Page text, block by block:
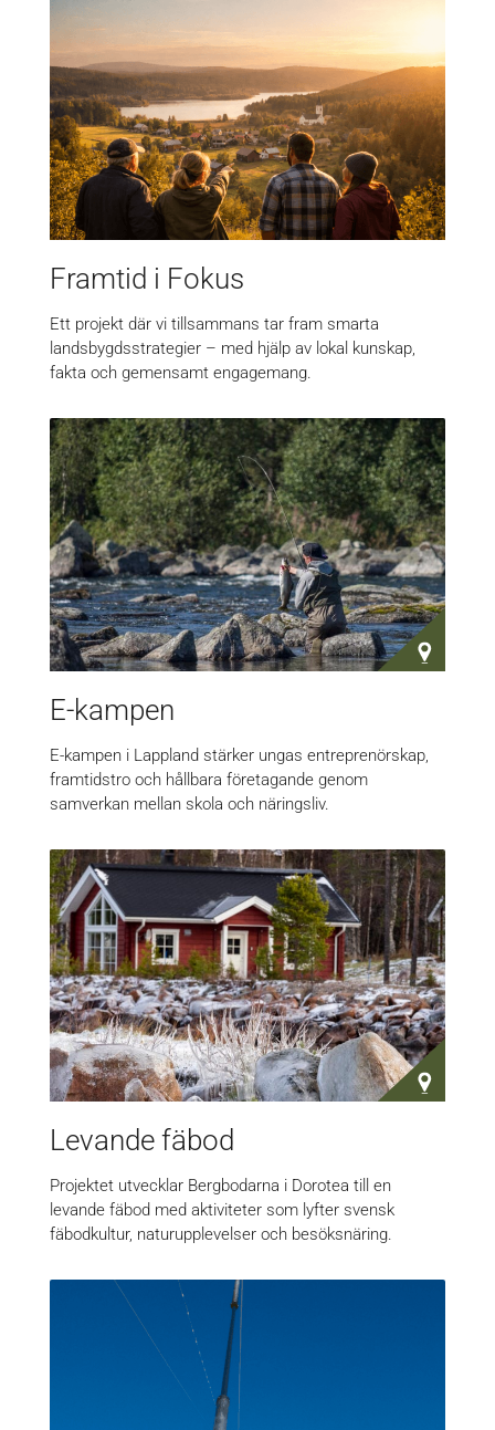
Framtid i Fokus
Ett projekt där vi tillsammans tar fram smarta
landsbygdsstrategier – med hjälp av lokal kunskap,
fakta och gemensamt engagemang.
E-kampen
E-kampen i Lappland stärker ungas entreprenörskap,
framtidstro och hållbara företagande genom
samverkan mellan skola och näringsliv.
Levande fäbod
Projektet utvecklar Bergbodarna i Dorotea till en
levande fäbod med aktiviteter som lyfter svensk
fäbodkultur, naturupplevelser och besöksnäring.